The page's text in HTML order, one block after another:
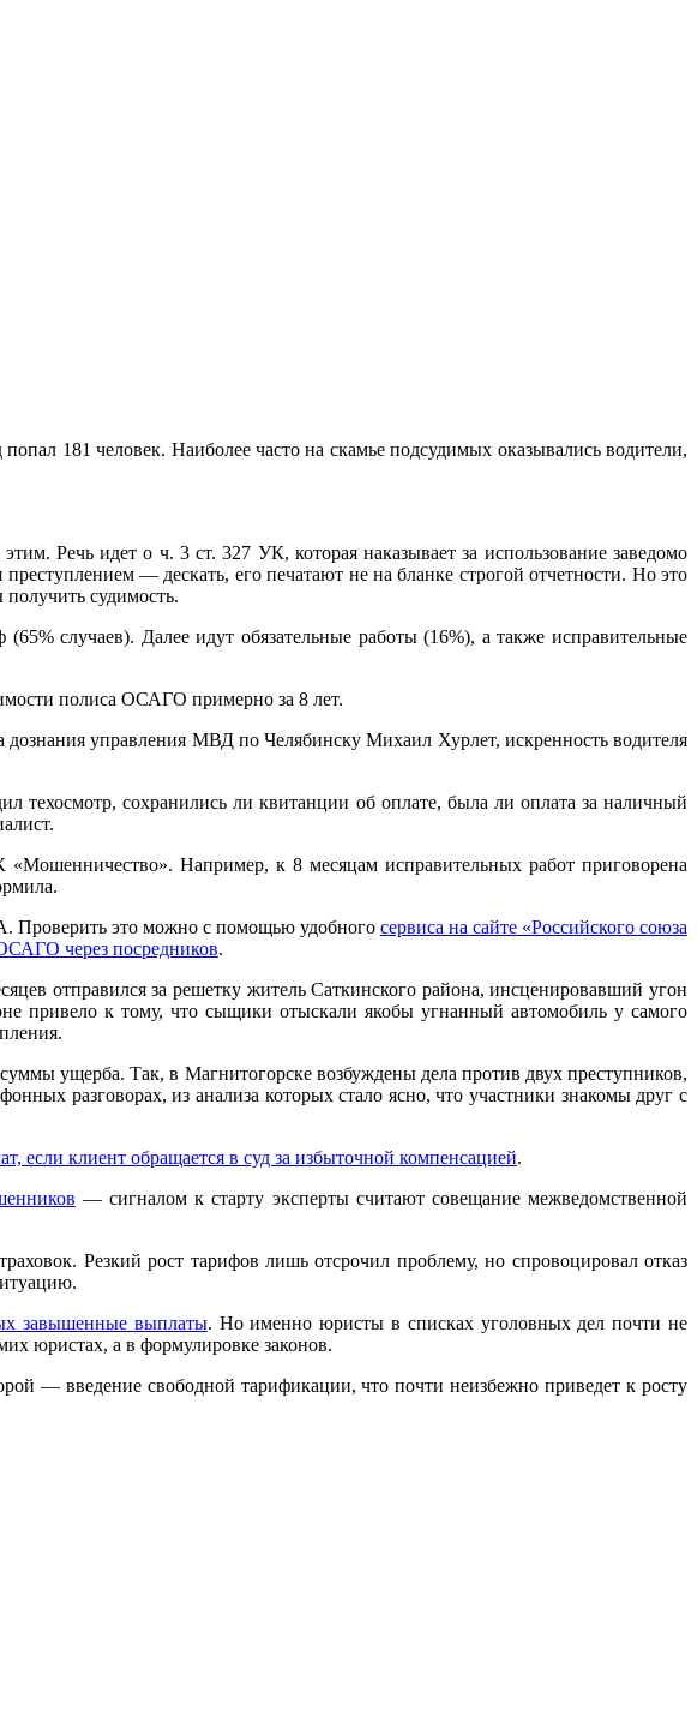
181 человек. Наиболее часто на скамье подсудимых оказывались водители,
Речь идет о ч. 3 ст. 327 УК, которая наказывает за использование заведомо
— дескать, его печатают не на бланке строгой отчетности. Но это
получить судимость.
случаев). Далее идут обязательные работы (16%), а также исправительные
полиса ОСАГО примерно за 8 лет.
дознания управления МВД по Челябинску Михаил Хурлет, искренность водителя
техосмотр, сохранились ли квитанции об оплате, была ли оплата за наличный
Например, к 8 месяцам исправительных работ приговорена
Проверить это можно с помощью удобного сервиса на сайте «Российского союза
через посредников.
отправился за решетку житель Саткинского района, инсценировавший угон
привело к тому, что сыщики отыскали якобы угнанный автомобиль у самого
ущерба. Так, в Магнитогорске возбуждены дела против двух преступников,
разговорах, из анализа которых стало ясно, что участники знакомы друг с
если клиент обращается в суд за избыточной компенсацией.
— сигналом к старту эксперты считают совещание межведомственной
Резкий рост тарифов лишь отсрочил проблему, но спровоцировал отказ
завышенные выплаты. Но именно юристы в списках уголовных дел почти не
юристах, а в формулировке законов.
— введение свободной тарификации, что почти неизбежно приведет к росту